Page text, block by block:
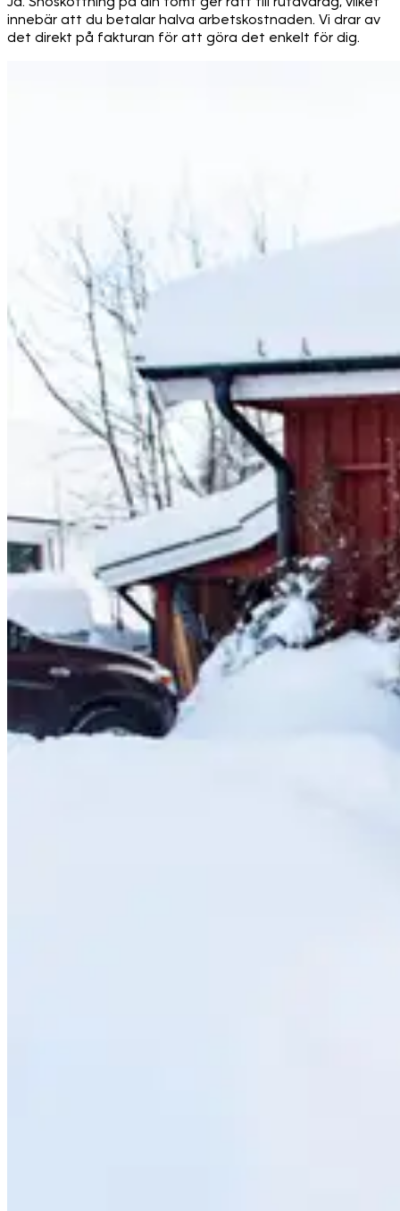
innebär att du betalar halva arbetskostnaden. Vi drar av
det direkt på fakturan för att göra det enkelt för dig.